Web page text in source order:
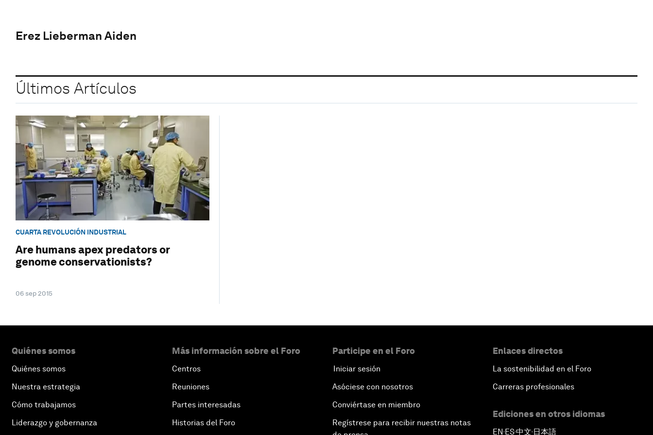
Erez Lieberman Aiden
Últimos Artículos
CUARTA REVOLUCIÓN INDUSTRIAL
Are humans apex predators or
genome conservationists?
06 sep 2015
Quiénes somos
Quiénes somos
Nuestra estrategia
Cómo trabajamos
Liderazgo y gobernanza
Más información sobre el Foro
Centros
Reuniones
Partes interesadas
Historias del Foro
Participe en el Foro
Iniciar sesión
Asóciese con nosotros
Conviértase en miembro
Regístrese para recibir nuestras notas
Enlaces directos
La sostenibilidad en el Foro
Carreras profesionales
Ediciones en otros idiomas
EN ▪ ES▪中文▪ 日本語